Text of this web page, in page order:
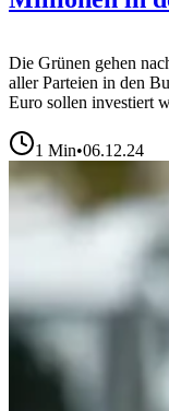
Die Grünen gehen
aller Parteien in den
Euro sollen investiert
1 Min•06.12.24